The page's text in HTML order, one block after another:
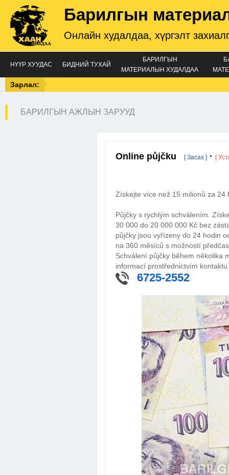
Барилгын
Онлайн худалдаа, хүргэлт
НҮҮР ХУУДАС БИДНИЙ ТУХАЙ
БАРИЛГЫН
МАТЕРИАЛЫН ХУДАЛДАА
Зарлал:
БАРИЛГЫН АЖЛЫН ЗАРУУД
Online půjčku [ Засах ] · [
Získejte více než 15 milionů za 24
Půjčky s rychlým schválením.
30 000 do 20 000 000 Kč bez
půjčky jsou vyřízeny do 24 hodin
na 360 měsíců s možností
Schválení půjčky během několika
informací prostřednictvím
6725-2552